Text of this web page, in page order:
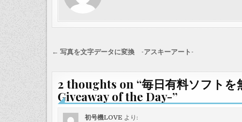
投
ナ
ビ
ゲ
← 写真を文字データに変換 -アスキーアート-
2 thoughts on “毎日有料ソフト
Giveaway of the Day-”
初号機LOVE より: